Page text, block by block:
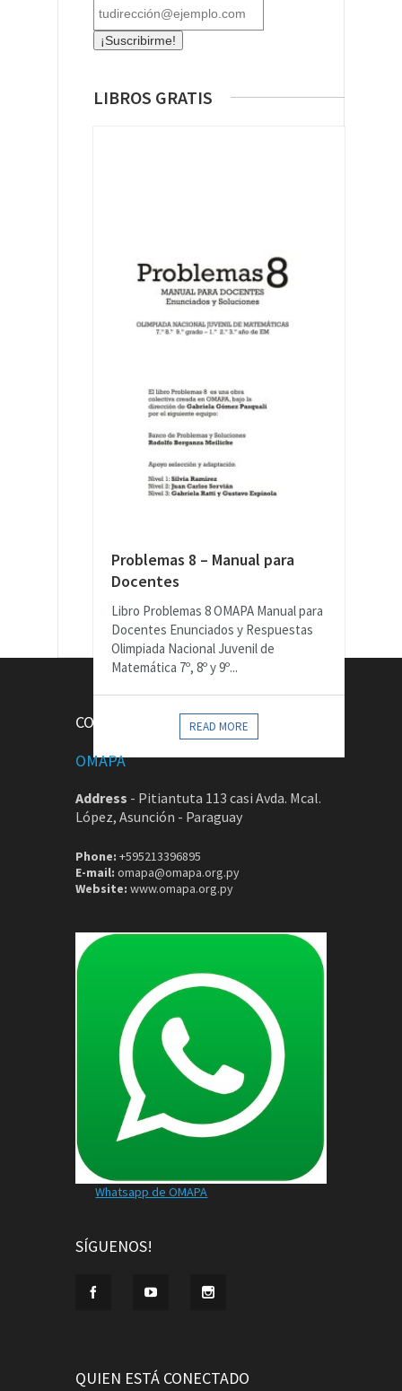
LIBROS GRATIS
Problemas 8 – Manual para
Docentes
Libro Problemas 8 OMAPA Manual para
Docentes Enunciados y Respuestas
Olimpiada Nacional Juvenil de
Matemática 7º, 8º y 9º...
READ MORE
CONTACTOS
OMAPA
Address - Pitiantuta 113 casi Avda. Mcal.
López, Asunción - Paraguay
Phone: +595213396895
E-mail: omapa@omapa.org.py
Website: www.omapa.org.py
Whatsapp de OMAPA
SÍGUENOS!
QUIEN ESTÁ CONECTADO